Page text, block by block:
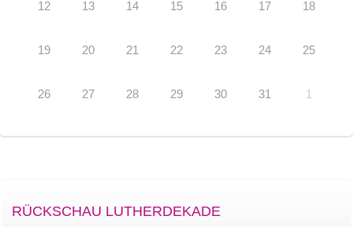
12 13 14 15 16 17 18
19 20 21 22 23 24 25
26 27 28 29 30 31 1
RÜCKSCHAU LUTHERDEKADE